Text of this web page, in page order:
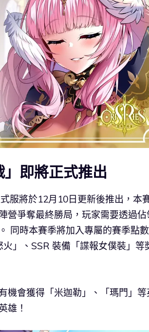
」即將正式推出
服將於12月10日更新後推出，本
營爭奪最終勝局，玩家需要透過佔
同時本賽季將加入專屬的賽季點數
火」、SSR 裝備「諜報女僕裝」等
機會獲得「米迦勒」、「瑪門」等
雄！